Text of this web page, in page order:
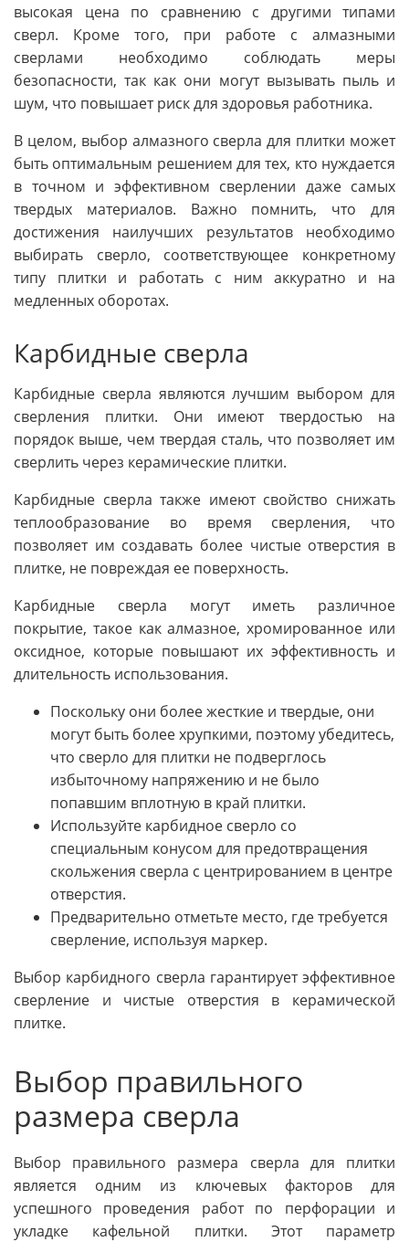
высокая цена по сравнению с другими типами
сверл. Кроме того, при работе с алмазными
сверлами необходимо соблюдать меры
безопасности, так как они могут вызывать пыль и
шум, что повышает риск для здоровья работника.
В целом, выбор алмазного сверла для плитки может
быть оптимальным решением для тех, кто нуждается
в точном и эффективном сверлении даже самых
твердых материалов. Важно помнить, что для
достижения наилучших результатов необходимо
выбирать сверло, соответствующее конкретному
типу плитки и работать с ним аккуратно и на
медленных оборотах.
Карбидные сверла
Карбидные сверла являются лучшим выбором для
сверления плитки. Они имеют твердостью на
порядок выше, чем твердая сталь, что позволяет им
сверлить через керамические плитки.
Карбидные сверла также имеют свойство снижать
теплообразование во время сверления, что
позволяет им создавать более чистые отверстия в
плитке, не повреждая ее поверхность.
Карбидные сверла могут иметь различное
покрытие, такое как алмазное, хромированное или
оксидное, которые повышают их эффективность и
длительность использования.
Поскольку они более жесткие и твердые, они
могут быть более хрупкими, поэтому убедитесь,
что сверло для плитки не подверглось
избыточному напряжению и не было
попавшим вплотную в край плитки.
Используйте карбидное сверло со
специальным конусом для предотвращения
скольжения сверла с центрированием в центре
отверстия.
Предварительно отметьте место, где требуется
сверление, используя маркер.
Выбор карбидного сверла гарантирует эффективное
сверление и чистые отверстия в керамической
плитке.
Выбор правильного
размера сверла
Выбор правильного размера сверла для плитки
является одним из ключевых факторов для
успешного проведения работ по перфорации и
укладке кафельной плитки. Этот параметр